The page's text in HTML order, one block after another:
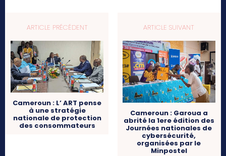
ARTICLE PRÉCÉDENT
Cameroun : L’ ART pense
à une stratégie
nationale de protection
des consommateurs
ARTICLE SUIVANT
Cameroun : Garoua a
abrité la 1ere édition des
Journées nationales de
cybersécurité,
organisées par le
Minpostel